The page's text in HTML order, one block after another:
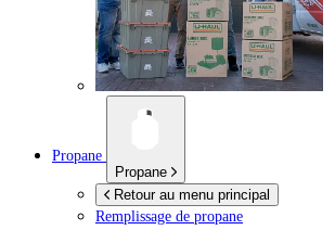
Propane
Propane
Retour au menu principal
Remplissage de propane